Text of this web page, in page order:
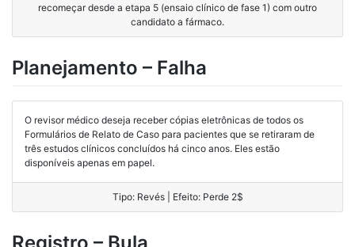
recomeçar desde a etapa 5 (ensaio clínico de fase 1) com outro
candidato a fármaco.
Planejamento – Falha
O revisor médico deseja receber cópias eletrônicas de todos os
Formulários de Relato de Caso para pacientes que se retiraram de
três estudos clínicos concluídos há cinco anos. Eles estão
disponíveis apenas em papel.
Tipo: Revés | Efeito: Perde 2$